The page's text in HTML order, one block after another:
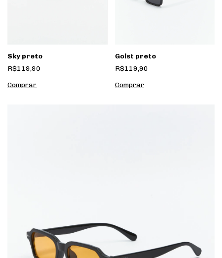
Sky preto
R$119,90
Golst preto
R$119,90